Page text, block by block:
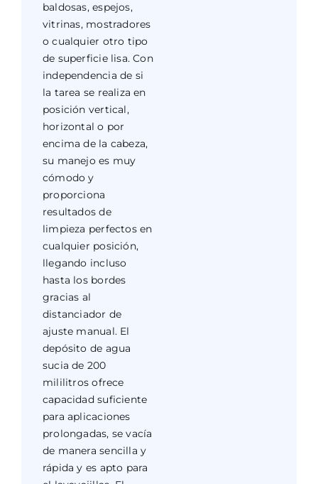
baldosas, espejos,
vitrinas, mostradores
o cualquier otro tipo
de superficie lisa. Con
independencia de si
la tarea se realiza en
posición vertical,
horizontal o por
encima de la cabeza,
su manejo es muy
cómodo y
proporciona
resultados de
limpieza perfectos en
cualquier posición,
llegando incluso
hasta los bordes
gracias al
distanciador de
ajuste manual. El
depósito de agua
sucia de 200
mililitros ofrece
capacidad suficiente
para aplicaciones
prolongadas, se vacía
de manera sencilla y
rápida y es apto para